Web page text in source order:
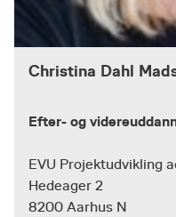
Christina Dahl
Efter- og
EVU Projektudvikling
Hedeager 2
8200 Aarhus N